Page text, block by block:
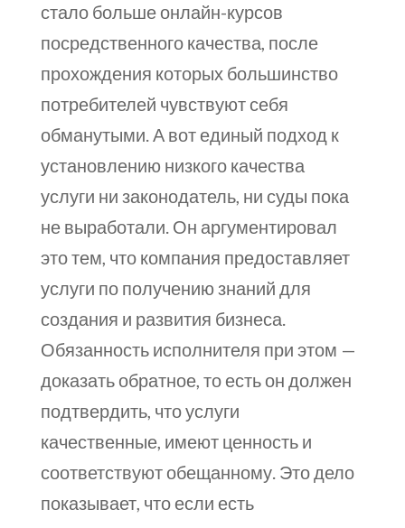
стало больше онлайн-курсов
посредственного качества, после
прохождения которых большинство
потребителей чувствуют себя
обманутыми. А вот единый подход к
установлению низкого качества
услуги ни законодатель, ни суды пока
не выработали. Он аргументировал
это тем, что компания предоставляет
услуги по получению знаний для
создания и развития бизнеса.
Обязанность исполнителя при этом —
доказать обратное, то есть он должен
подтвердить, что услуги
качественные, имеют ценность и
соответствуют обещанному. Это дело
показывает, что если есть